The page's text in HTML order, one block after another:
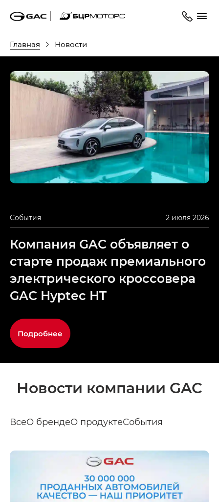
Главная Новости
События 2 июля 2026
Компания GAC объявляет о
старте продаж премиального
электрического кроссовера
GAC Hyptec HT
Подробнее
Новости компании GAC
ВсеО брендеО продуктеСобытия